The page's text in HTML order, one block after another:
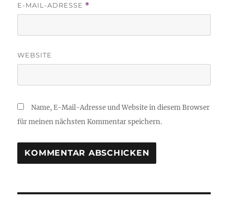
E-MAIL-ADRESSE *
WEBSITE
Name, E-Mail-Adresse und Website in diesem Browser
für meinen nächsten Kommentar speichern.